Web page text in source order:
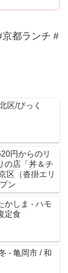
都ランチ #
区/びっく
円からのリ
の店「丼＆チ
区（沓掛エリ
ン
かしま - ハモ
定食
- 亀岡市 / 和